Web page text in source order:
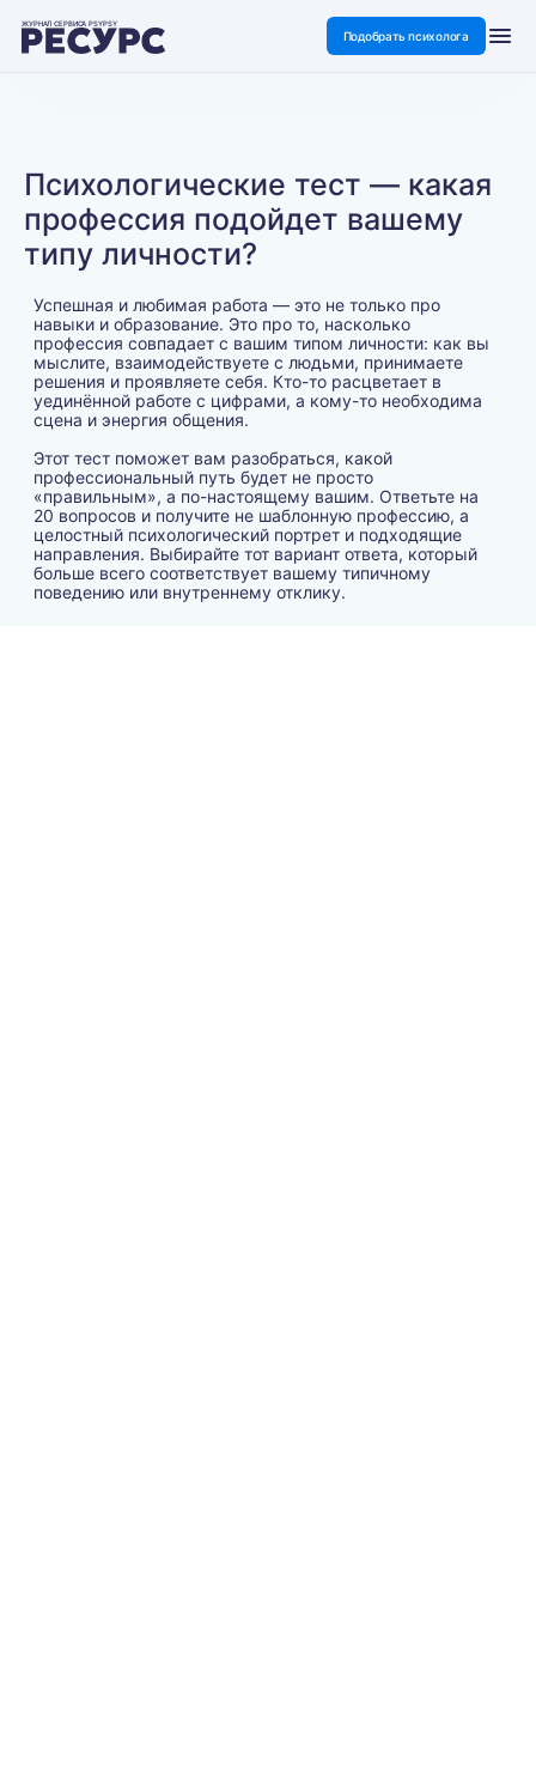
ЖУРНАЛ СЕРВИСА PSYPSY
Подобрать психолога
Психологические тест — какая
профессия подойдет вашему
типу личности?
Успешная и любимая работа — это не только про
навыки и образование. Это про то, насколько
профессия совпадает с вашим типом личности: как вы
мыслите, взаимодействуете с людьми, принимаете
решения и проявляете себя. Кто-то расцветает в
уединённой работе с цифрами, а кому-то необходима
сцена и энергия общения.
Этот тест поможет вам разобраться, какой
профессиональный путь будет не просто
«правильным», а по-настоящему вашим. Ответьте на
20 вопросов и получите не шаблонную профессию, а
целостный психологический портрет и подходящие
направления. Выбирайте тот вариант ответа, который
больше всего соответствует вашему типичному
поведению или внутреннему отклику.